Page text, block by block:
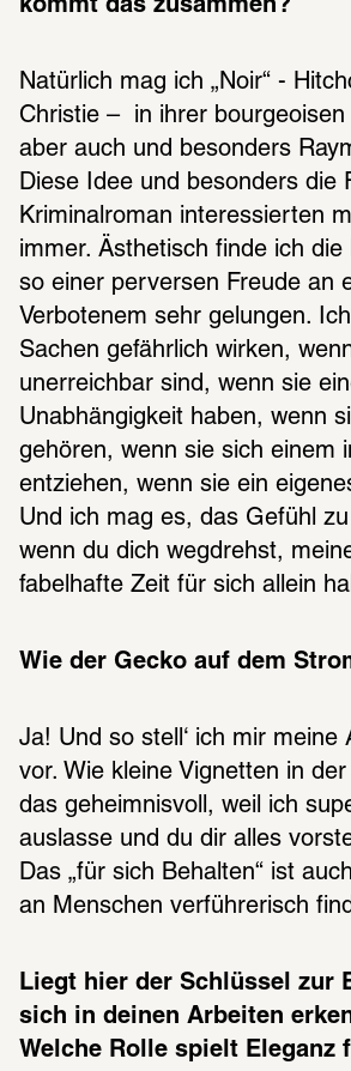
kommt das zusammen?
Natürlich mag ich „Noir“ -
Christie –  in ihrer
aber auch und besonders
Diese Idee und besonders die
Kriminalroman interessierten
immer. Ästhetisch finde ich
so einer perversen Freude an
Verbotenem sehr gelungen.
Sachen gefährlich wirken,
unerreichbar sind, wenn sie
Unabhängigkeit haben, wenn
gehören, wenn sie sich einem
entziehen, wenn sie ein
Und ich mag es, das Gefühl
wenn du dich wegdrehst,
fabelhafte Zeit für sich allein
Wie der Gecko auf dem
Ja! Und so stell‘ ich mir meine
vor. Wie kleine Vignetten in
das geheimnisvoll, weil ich
auslasse und du dir alles
Das „für sich Behalten“ ist
an Menschen verführerisch
Liegt hier der Schlüssel zur
sich in deinen Arbeiten
Welche Rolle spielt Eleganz